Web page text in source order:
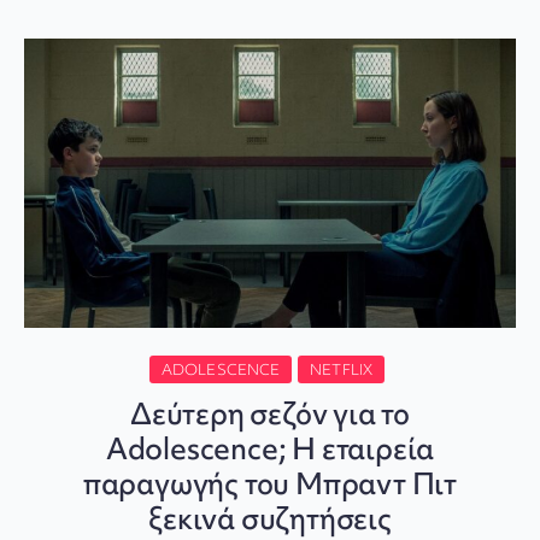
ADOLESCENCE NETFLIX
Δεύτερη σεζόν για το
Adolescence; Η εταιρεία
παραγωγής του Μπραντ Πιτ
ξεκινά συζητήσεις